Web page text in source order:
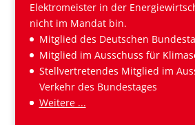
Elektromeister in der
nicht im Mandat bin.
Mitglied des Deutschen
Mitglied im Ausschuss für
Stellvertretendes Mitglied im
Verkehr des Bundestages
Weitere ...